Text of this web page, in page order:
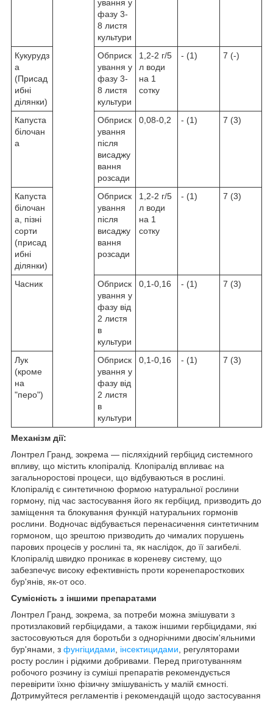
ування у
фазу 3-
8 листя
культури
Кукурудз
а
(Присад
ибні
ділянки)
Обприск
ування у
фазу 3-
8 листя
культури
1,2-2 г/5
л води
на 1
сотку
- (1) 7 (-)
Капуста
білочан
а
Обприск
ування
після
висаджу
вання
розсади
0,08-0,2 - (1) 7 (3)
Капуста
білочан
а, пізні
сорти
(присад
ибні
ділянки)
Обприск
ування
після
висаджу
вання
розсади
1,2-2 г/5
л води
на 1
сотку
- (1) 7 (3)
Часник
Обприск
ування у
фазу від
2 листя
в
культури
0,1-0,16 - (1) 7 (3)
Лук
(кроме
на
"перо")
Обприск
ування у
фазу від
2 листя
в
культури
0,1-0,16 - (1) 7 (3)
Механізм дії:
Лонтрел Гранд, зокрема — післяхідний гербіцид системного
впливу, що містить клопіралід. Клопіралід впливає на
загальноростові процеси, що відбуваються в рослині.
Клопіралід є синтетичною формою натуральної рослини
гормону, під час застосування його як гербіцид, призводить до
заміщення та блокування функцій натуральних гормонів
рослини. Водночас відбувається перенасичення синтетичним
гормоном, що зрештою призводить до чималих порушень
парових процесів у рослині та, як наслідок, до її загибелі.
Клопіралід швидко проникає в кореневу систему, що
забезпечує високу ефективність проти коренепаросткових
бур'янів, як-от осо.
Сумісність з іншими препаратами
Лонтрел Гранд, зокрема, за потреби можна змішувати з
протизлаковий гербіцидами, а також іншими гербіцидами, які
застосовуються для боротьби з однорічними двосім'яльними
бур'янами, з фунгіцидами інсектицидами , регуляторами
росту рослин і рідкими добривами. Перед приготуванням
робочого розчину із суміші препаратів рекомендується
перевірити їхню фізичну змішуваність у малій ємності.
Дотримуйтеся регламентів і рекомендацій щодо застосування